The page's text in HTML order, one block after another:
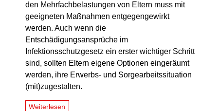
den Mehrfachbelastungen von Eltern muss mit
geeigneten Maßnahmen entgegengewirkt
werden. Auch wenn die
Entschädigungsansprüche im
Infektionsschutzgesetz ein erster wichtiger Schritt
sind, sollten Eltern eigene Optionen eingeräumt
werden, ihre Erwerbs- und Sorgearbeitssituation
(mit)zugestalten.
Weiterlesen